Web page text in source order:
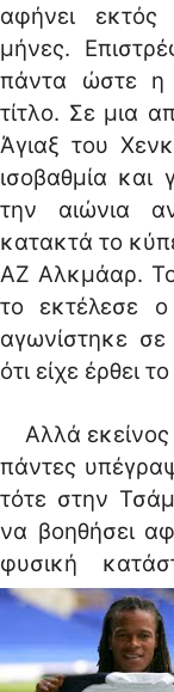
αφήνει εκτός
μήνες.
πάντα ώστε η
τίτλο. Σε μια
Άγιαξ του
ισοβαθμία και
την αιώνια
κατακτά το
ΑΖ Αλκμάαρ. Το
το εκτέλεσε
αγωνίστηκε
ότι είχε έρθει
Αλλά εκείνος
πάντες
τότε στην
να βοηθήσει
φυσική